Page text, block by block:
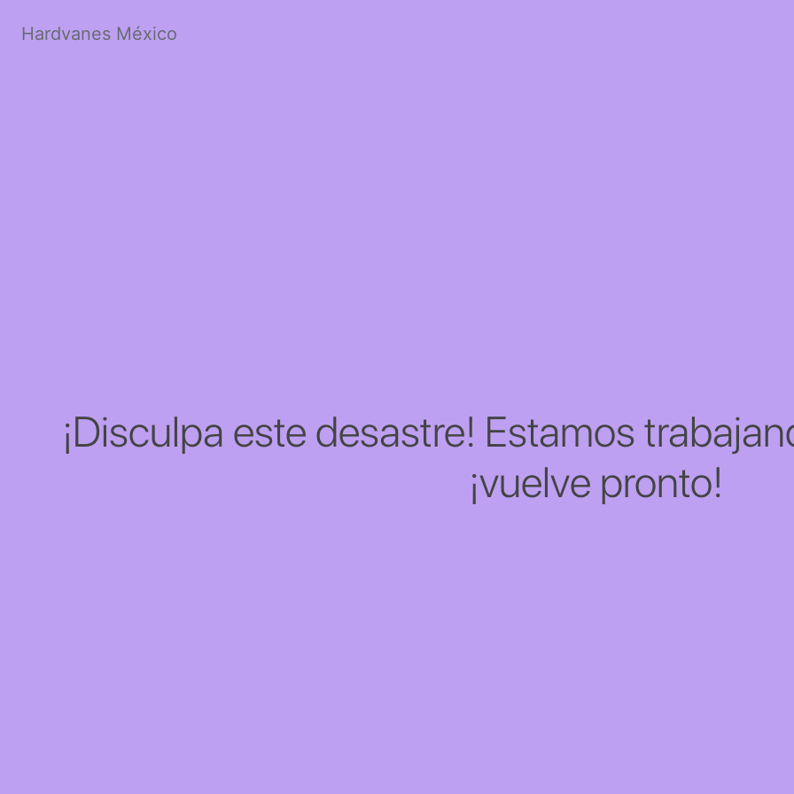
Hardvanes México
¡Disculpa este desastre! Estamos
¡vuelve pronto!